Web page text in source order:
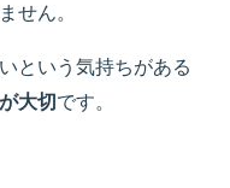
せん。
という気持ちがある
大切です。